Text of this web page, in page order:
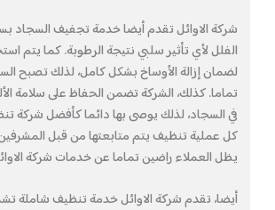
شركة الاوائل تقدم أيضا خدمة تجفيف السجاد
الفلل لأي تأثير سلبي نتيجة الرطوبة. كما يتم
لضمان إزالة الأوساخ بشكل كامل، لذلك تصبح
تماما. كذلك، الشركة تضمن الحفاظ على سلامة
في السجاد، لذلك يوصى بها دائما كأفضل شركة
كل عملية تنظيف يتم متابعتها من قبل
يظل العملاء راضين تماما عن خدمات شركة
أيضا، تقدم شركة الاوائل خدمة تنظيف شاملة